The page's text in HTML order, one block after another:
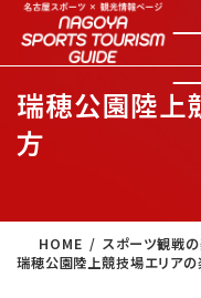
瑞穂公園陸上
方
HOME
スポーツ観戦
瑞穂公園陸上競技場エリアの